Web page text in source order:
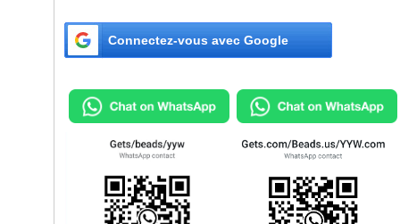
Connectez-vous avec Google